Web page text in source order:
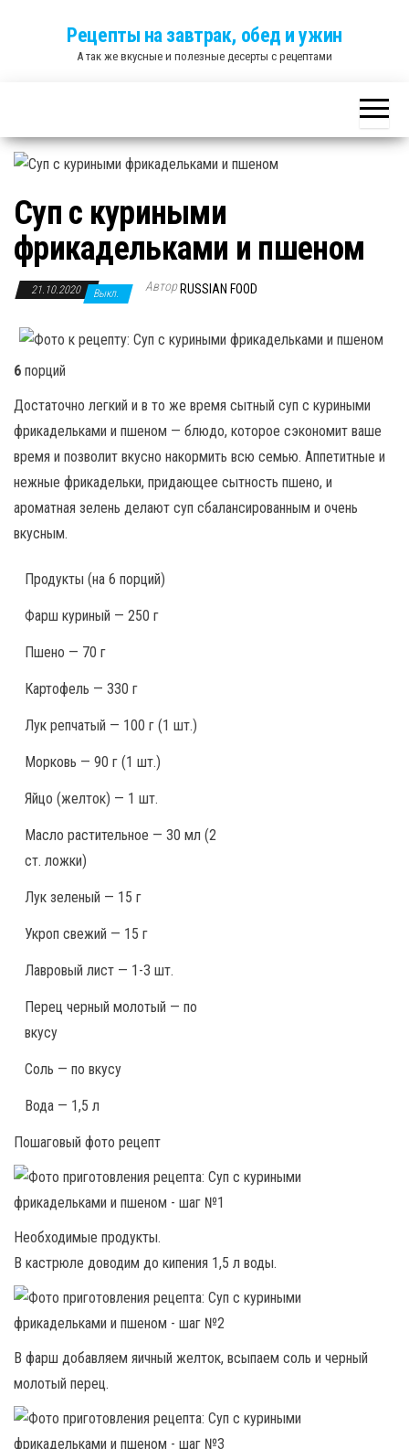
Рецепты на завтрак, обед и ужин
А так же вкусные и полезные десерты с рецептами
Суп с куриными
фрикадельками и пшеном
21.10.2020 Выкл. Автор RUSSIAN FOOD
6 порций
Достаточно легкий и в то же время сытный суп с куриными
фрикадельками и пшеном — блюдо, которое сэкономит ваше
время и позволит вкусно накормить всю семью. Аппетитные и
нежные фрикадельки, придающее сытность пшено, и
ароматная зелень делают суп сбалансированным и очень
вкусным.
Продукты (на 6 порций)
Фарш куриный — 250 г
Пшено — 70 г
Картофель — 330 г
Лук репчатый — 100 г (1 шт.)
Морковь — 90 г (1 шт.)
Яйцо (желток) — 1 шт.
Масло растительное — 30 мл (2
ст. ложки)
Лук зеленый — 15 г
Укроп свежий — 15 г
Лавровый лист — 1-3 шт.
Перец черный молотый — по
вкусу
Соль — по вкусу
Вода — 1,5 л
Пошаговый фото рецепт
Необходимые продукты.
В кастрюле доводим до кипения 1,5 л воды.
В фарш добавляем яичный желток, всыпаем соль и черный
молотый перец.